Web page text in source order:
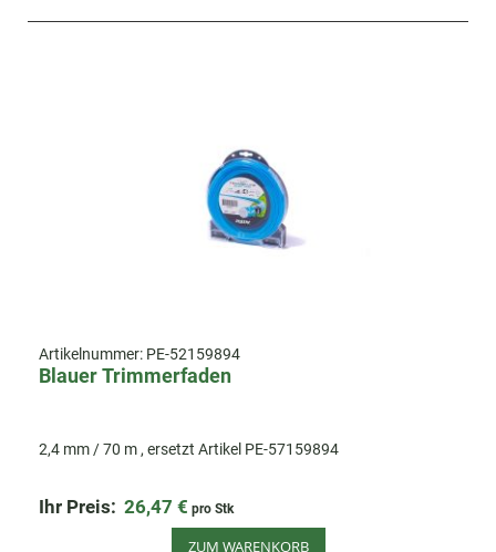
Artikelnummer: PE-52159894
Blauer Trimmerfaden
2,4 mm / 70 m , ersetzt Artikel PE-57159894
Ihr Preis: 26,47 € pro Stk
ZUM WARENKORB